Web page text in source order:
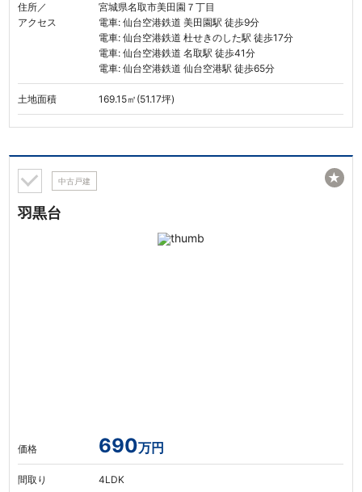
住所／
アクセス
宮城県名取市美田園７丁目
電車: 仙台空港鉄道 美田園駅 徒歩9分
電車: 仙台空港鉄道 杜せきのした駅 徒歩17分
電車: 仙台空港鉄道 名取駅 徒歩41分
電車: 仙台空港鉄道 仙台空港駅 徒歩65分
土地面積 169.15㎡(51.17坪)
中古戸建
羽黒台
価格 690万円
間取り 4LDK
★